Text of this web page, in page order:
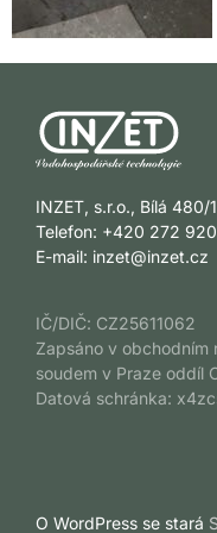
INZET, s.r.o., Bílá 480/
Telefon: +420 272
E-mail: inzet@inzet.cz
IČ/DIČ: CZ25611062
Zapsáno v obchodním
soudem v Praze oddíl
Datová schránka:
O WordPress se stará